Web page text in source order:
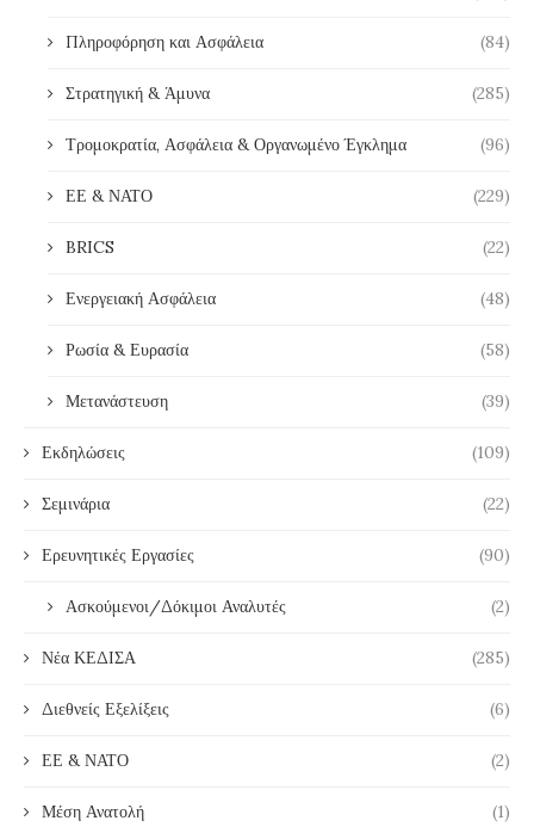
Πληροφόρηση και Ασφάλεια (84)
Στρατηγική & Άμυνα (285)
Τρομοκρατία, Ασφάλεια & Οργανωμένο Έγκλημα (96)
ΕΕ & ΝΑΤΟ (229)
BRICS (22)
Ενεργειακή Ασφάλεια (48)
Ρωσία & Ευρασία (58)
Μετανάστευση (39)
Εκδηλώσεις (109)
Σεμινάρια (22)
Ερευνητικές Εργασίες (90)
Ασκούμενοι/Δόκιμοι Αναλυτές (2)
Νέα ΚΕΔΙΣΑ (285)
Διεθνείς Εξελίξεις (6)
ΕΕ & ΝΑΤΟ (2)
Μέση Ανατολή (1)